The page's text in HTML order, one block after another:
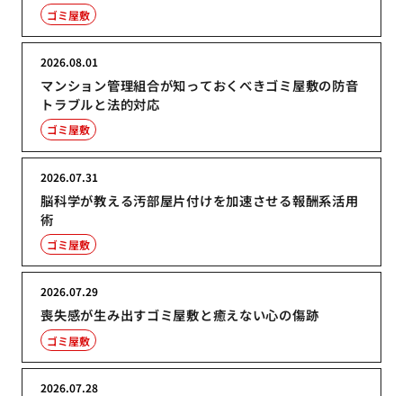
ゴミ屋敷
マンション管理組合が知っておくべきゴミ屋敷の防音
トラブルと法的対応
2026.08.01
ゴミ屋敷
脳科学が教える汚部屋片付けを加速させる報酬系活用
術
2026.07.31
ゴミ屋敷
喪失感が生み出すゴミ屋敷と癒えない心の傷跡
2026.07.29
ゴミ屋敷
2026.07.28